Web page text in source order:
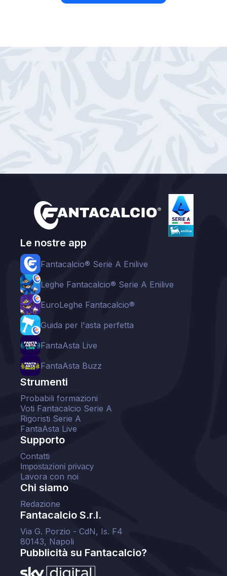
Le nostre app
Fantacalcio® Serie A Enilive
Leghe Fantacalcio® Serie A Enilive
EuroLeghe Fantacalcio®
Guida per l'asta perfetta
FantaAsta Live
FantaAsta Buzz
Strumenti
Probabili formazioni
Voti Fantacalcio Serie A
Rigoristi Serie A
FantaAsta Live
Supporto
Contatti
Impostazioni privacy
Lavora con noi
Chi siamo
Redazione
Fantacalcio S.r.l.
Via G. Porzio - CdN, Is. F4
80143, Napoli
Pubblicità su Fantacalcio?